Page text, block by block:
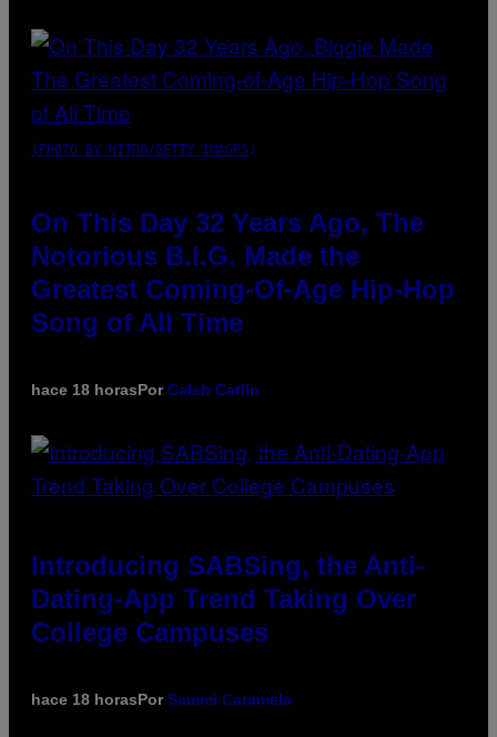
(PHOTO BY NITRO/GETTY IMAGES)
On This Day 32 Years Ago, The
Notorious B.I.G. Made the
Greatest Coming-Of-Age Hip-Hop
Song of All Time
hace 18 horasPorCaleb Catlin
Introducing SABSing, the Anti-
Dating-App Trend Taking Over
College Campuses
hace 18 horasPorSammi Caramela